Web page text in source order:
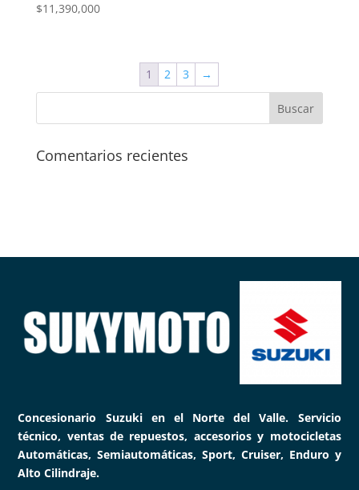
$11,390,000
1 2 3 →
Comentarios recientes
Concesionario Suzuki en el Norte del Valle. Servicio
técnico, ventas de repuestos, accesorios y motocicletas
Automáticas, Semiautomáticas, Sport, Cruiser, Enduro y
Alto Cilindraje.